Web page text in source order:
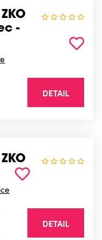
-
DETAIL
DETAIL